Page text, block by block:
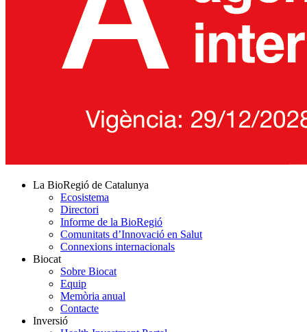
La BioRegió de Catalunya
Ecosistema
Directori
Informe de la BioRegió
Comunitats d’Innovació en Salut
Connexions internacionals
Biocat
Sobre Biocat
Equip
Memòria anual
Contacte
Inversió